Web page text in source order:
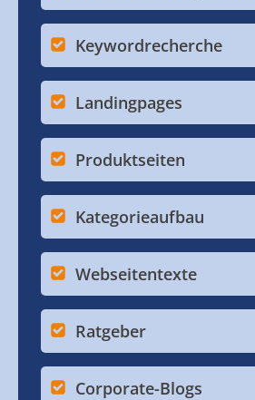
Keywordrecherche
Landingpages
Produktseiten
Kategorieaufbau
Webseitentexte
Ratgeber
Corporate-Blogs